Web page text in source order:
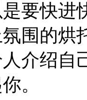
要快进
围的烘
介绍自
。